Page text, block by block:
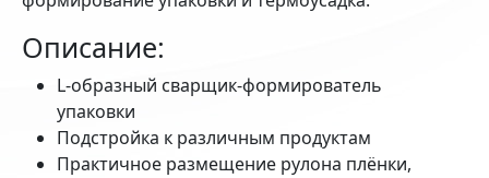
Описание:
L-образный сварщик-формирователь
упаковки
Подстройка к различным продуктам
Практичное размещение рулона плёнки,